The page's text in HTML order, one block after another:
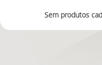
Sem produtos